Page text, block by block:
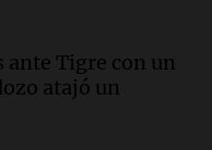
condenada a
presentar
ante Tigre con un
atajó un